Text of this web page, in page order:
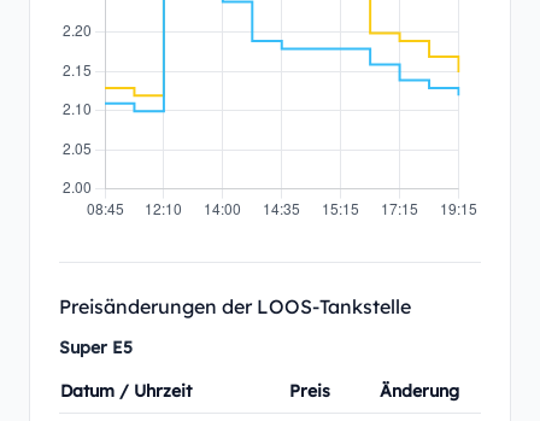
Preisänderungen der LOOS-Tankstelle
Super E5
Datum / Uhrzeit
Preis Änderung